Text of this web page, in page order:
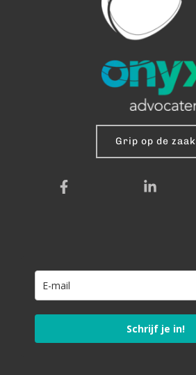
Grip op de zaak
Schrijf je in!